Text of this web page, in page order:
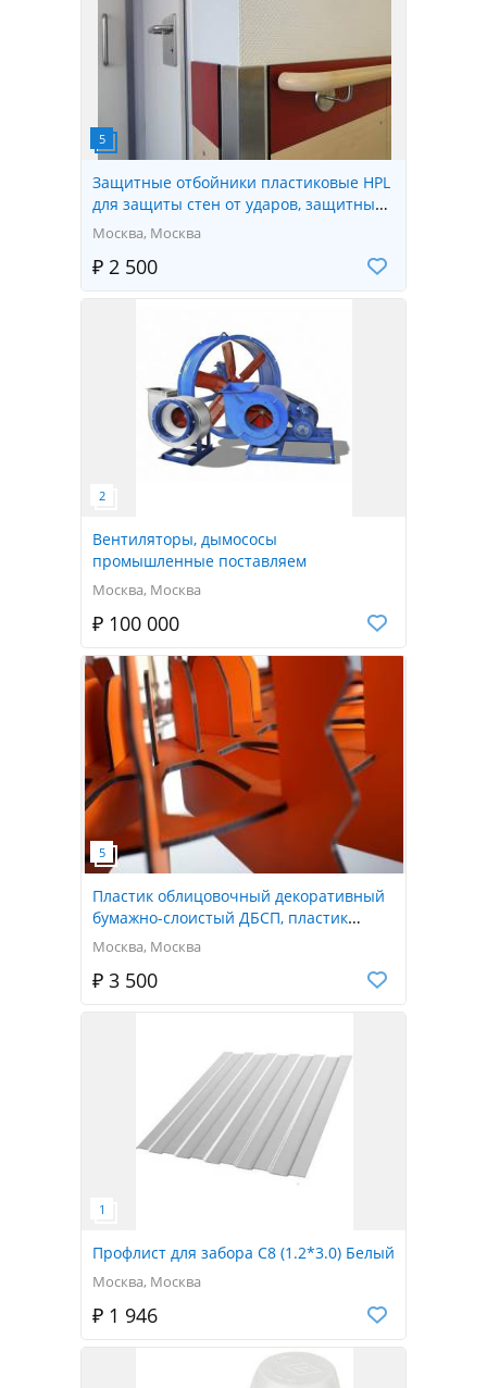
Защитные отбойники пластиковые HPL
для защиты стен от ударов, защитные
отбойные доски HPL
Москва, Москва
₽ 2 500
Вентиляторы, дымососы
промышленные поставляем
Москва, Москва
₽ 100 000
Пластик облицовочный декоративный
бумажно-слоистый ДБСП, пластик
конструкционный HPL
Москва, Москва
₽ 3 500
Профлист для забора С8 (1.2*3.0) Белый
Москва, Москва
₽ 1 946